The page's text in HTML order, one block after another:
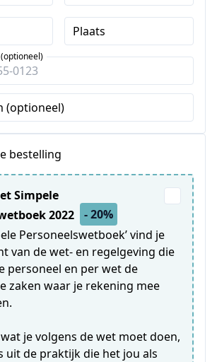
Plaats
(optioneel)
bestelling
Simpele
2022
- 20%
Personeelswetboek’ vind je
van de wet- en regelgeving die
personeel en per wet de
zaken waar je rekening mee
je volgens de wet moet doen,
uit de praktijk die het jou als